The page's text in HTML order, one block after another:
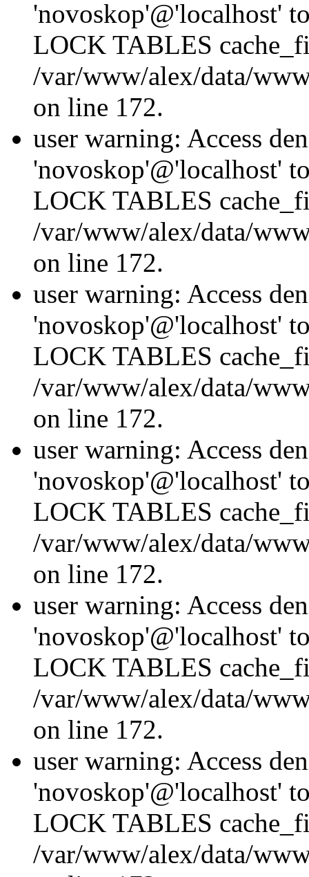
'novoskop'@'localhost'
LOCK TABLES
/var/www/alex/data/
on line 172.
user warning: Access
'novoskop'@'localhost'
LOCK TABLES
/var/www/alex/data/
on line 172.
user warning: Access
'novoskop'@'localhost'
LOCK TABLES
/var/www/alex/data/
on line 172.
user warning: Access
'novoskop'@'localhost'
LOCK TABLES
/var/www/alex/data/
on line 172.
user warning: Access
'novoskop'@'localhost'
LOCK TABLES
/var/www/alex/data/
on line 172.
user warning: Access
'novoskop'@'localhost'
LOCK TABLES
/var/www/alex/data/